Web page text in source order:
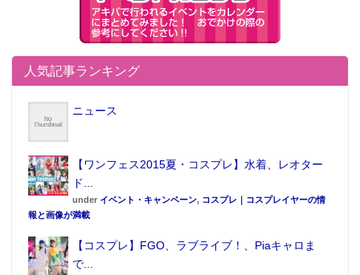
人気記事ランキング
ニュース
【ワンフェス2015夏・コスプレ】水着、レオター
ド...
under イベント・キャンペーン, コスプレ｜コスプレイヤーの情
報と画像が満載
【コスプレ】FGO、ラブライブ！、Piaキャロま
で...